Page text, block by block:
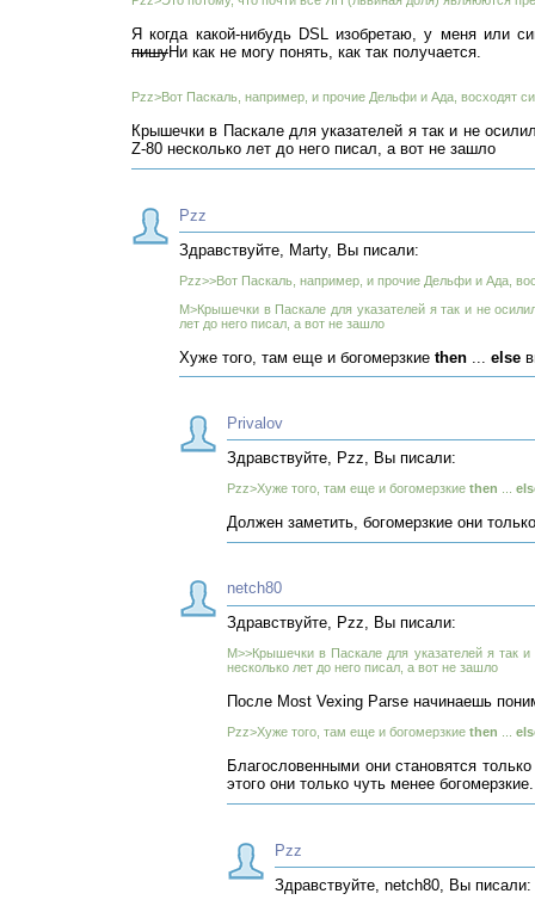
Я когда какой-нибудь DSL изобретаю, у меня или
пишуНи как не могу понять, как так получается.
Pzz>Вот Паскаль, например, и прочие Дельфи и Ада, восходят
Крышечки в Паскале для указателей я так и не
Z-80 несколько лет до него писал, а вот не зашло
Pzz
Здравствуйте, Marty, Вы писали:
Pzz>>Вот Паскаль, например, и прочие Дельфи и Ада,
M>Крышечки в Паскале для указателей я так и не
лет до него писал, а вот не зашло
Хуже того, там еще и богомерзкие then else
Privalov
Здравствуйте, Pzz, Вы писали:
Pzz>Хуже того, там еще и богомерзкие then
Должен заметить, богомерзкие они
netch80
Здравствуйте, Pzz, Вы писали:
M>>Крышечки в Паскале для указателей я так
несколько лет до него писал, а вот не зашло
После Most Vexing Parse начинаешь
Pzz>Хуже того, там еще и богомерзкие then
Благословенными они становятся
этого они только чуть менее богомерзкие.
Pzz
Здравствуйте, netch80, Вы писали: